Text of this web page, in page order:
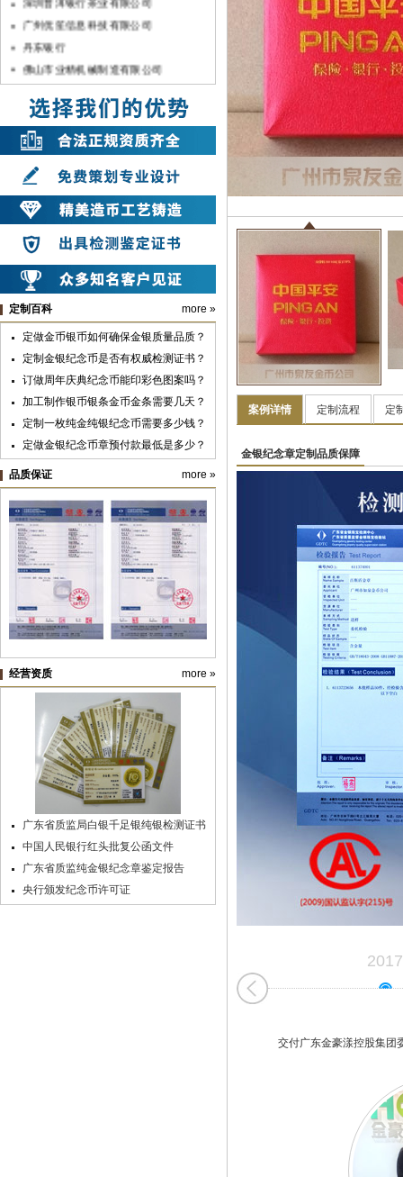
案例详情 定制流程 定
金银纪念章定制品质保障
2017
交付广东金豪漾控股集团
丹东银行
佛山市业精机械制造有限公司
兰州方大炭素新材料科技股份有限公司
上海暨轩生物医学科技有限公司
深圳宇宏集团
中国银行湛江分行
佛山市顺德农村商银行
中共汉滨区委
山东兆通科技有限公司
中共汉滨区委组织部
山东长征教育科技有限公司
深圳市彬讯科技有限公司（土巴兔）
上海雪榕生物科技股份有限公司
广亚铝业集团
广州市第七中学
广州华夏职业学院
定制百科 more »
定做金币银币如何确保金银质量品质？
定制金银纪念币是否有权威检测证书？
订做周年庆典纪念币能印彩色图案吗？
加工制作银币银条金币金条需要几天？
定制一枚纯金纯银纪念币需要多少钱？
定做金银纪念币章预付款最低是多少？
黄金纯金首饰新国标明年实施，“千足
金”标准取消
纪念银币制作与纪念金币定制：明确使
用目的很重要
纪念币盒子的九大类价格及档次
纯金银纪念章定制材料价格预算
品质保证 more »
经营资质 more »
广东省质监局白银千足银纯银检测证书
中国人民银行红头批复公函文件
广东省质监纯金银纪念章鉴定报告
央行颁发纪念币许可证